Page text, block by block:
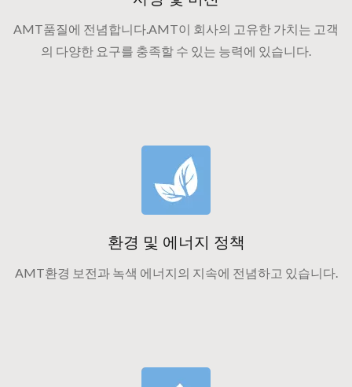
AMT품질에 전념합니다.AMT이 회사의 고유한 가치는 고객
의 다양한 요구를 충족할 수 있는 능력에 있습니다.
환경 및 에너지 정책
AMT환경 보전과 녹색 에너지의 지속에 전념하고 있습니다.